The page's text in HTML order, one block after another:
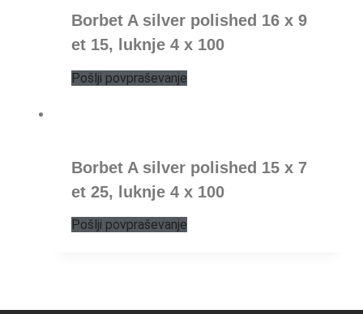
Borbet A silver polished 16 x 9
et 15, luknje 4 x 100
Pošlji povpraševanje
Borbet A silver polished 15 x 7
et 25, luknje 4 x 100
Pošlji povpraševanje